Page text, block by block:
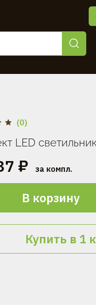
(0)
LED
₽ за компл.
В корзину
Купить в 1